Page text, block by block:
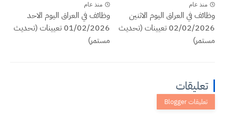
منذ عام
وظائف في العراق اليوم الاثنين
02/02/2026 تعيينات (تحديث
مستمر)
منذ عام
وظائف في العراق اليوم الاحد
01/02/2026 تعيينات (تحديث
مستمر)
تعليقات